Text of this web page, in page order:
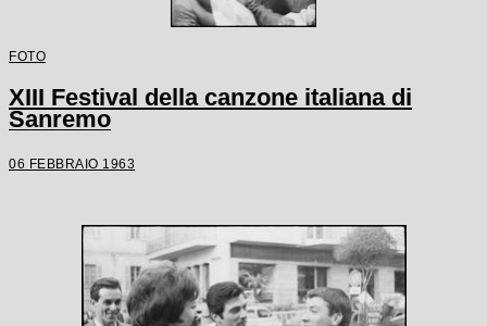
FOTO
XIII Festival della canzone italiana di
Sanremo
06 FEBBRAIO 1963